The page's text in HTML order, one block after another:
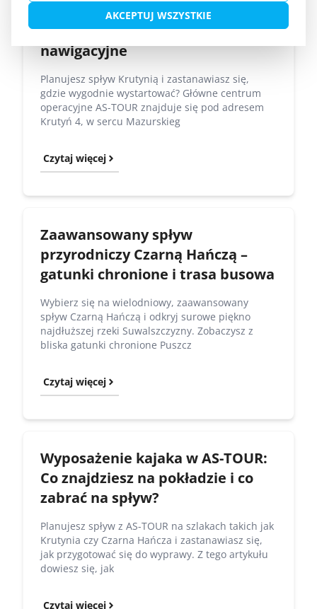
Jak dojechać do bazy AS-TOUR na
Krutyni? Parking i wskazówki
nawigacyjne
Planujesz spływ Krutynią i zastanawiasz się,
gdzie wygodnie wystartować? Główne centrum
operacyjne AS-TOUR znajduje się pod adresem
Krutyń 4, w sercu Mazurskieg
Czytaj więcej
Zaawansowany spływ
przyrodniczy Czarną Hańczą –
gatunki chronione i trasa busowa
Wybierz się na wielodniowy, zaawansowany
spływ Czarną Hańczą i odkryj surowe piękno
najdłuższej rzeki Suwalszczyzny. Zobaczysz z
bliska gatunki chronione Puszcz
Czytaj więcej
Wyposażenie kajaka w AS-TOUR:
Co znajdziesz na pokładzie i co
zabrać na spływ?
Planujesz spływ z AS-TOUR na szlakach takich jak
Krutynia czy Czarna Hańcza i zastanawiasz się,
jak przygotować się do wyprawy. Z tego artykułu
dowiesz się, jak
Czytaj więcej
AKCEPTUJ WSZYSTKIE